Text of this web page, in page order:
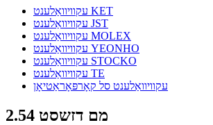
עקוויוואַלענט KET
עקוויוואַלענט JST
עקוויוואַלענט MOLEX
עקוויוואַלענט YEONHO
עקוויוואַלענט STOCKO
עקוויוואַלענט TE
עקוויוואַלענט סל קאָרפּאָראַטיאָן
2.54 מם דזשסט